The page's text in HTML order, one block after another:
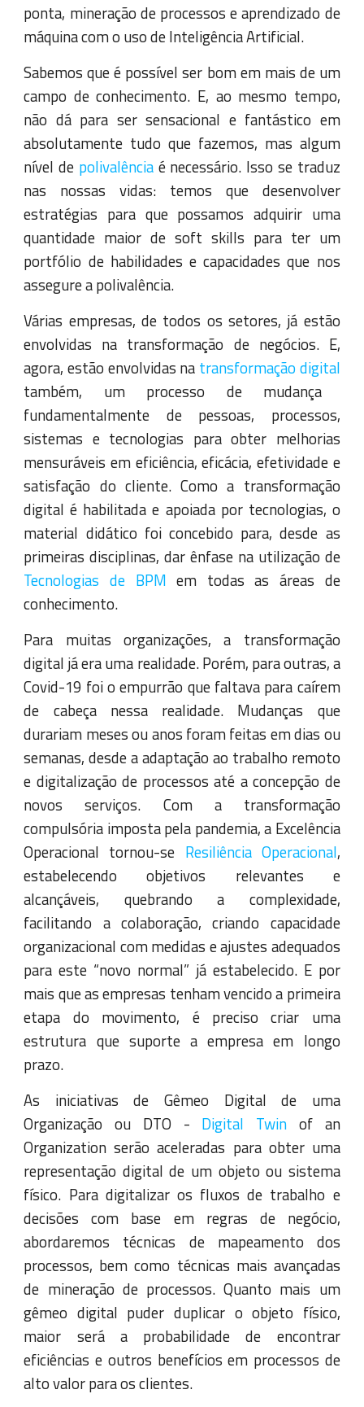
ponta, mineração de processos e aprendizado de
máquina com o uso de Inteligência Artificial.
Sabemos que é possível ser bom em mais de um
campo de conhecimento. E, ao mesmo tempo,
não dá para ser sensacional e fantástico em
absolutamente tudo que fazemos, mas algum
nível de polivalênciaé necessário. Isso se traduz
nas nossas vidas: temos que desenvolver
estratégias para que possamos adquirir uma
quantidade maior de soft skills para ter um
portfólio de habilidades e capacidades que nos
assegure a polivalência.
Várias empresas, de todos os setores, já estão
envolvidas na transformação de negócios. E,
agora, estão envolvidas na transformação digital
também, um processo de mudança
fundamentalmente de pessoas, processos,
sistemas e tecnologias para obter melhorias
mensuráveis em eficiência, eficácia, efetividade e
satisfação do cliente. Como a transformação
digital é habilitada e apoiada por tecnologias, o
material didático foi concebido para, desde as
primeiras disciplinas, dar ênfase na utilização de
Tecnologias de BPM em todas as áreas de
conhecimento.
Para muitas organizações, a transformação
digital já era uma realidade. Porém, para outras, a
Covid-19 foi o empurrão que faltava para caírem
de cabeça nessa realidade. Mudanças que
durariam meses ou anos foram feitas em dias ou
semanas, desde a adaptação ao trabalho remoto
e digitalização de processos até a concepção de
novos serviços. Com a transformação
compulsória imposta pela pandemia, a Excelência
Operacional tornou-se Resiliência Operacional,
estabelecendo objetivos relevantes e
alcançáveis, quebrando a complexidade,
facilitando a colaboração, criando capacidade
organizacional com medidas e ajustes adequados
para este “novo normal” já estabelecido. E por
mais que as empresas tenham vencido a primeira
etapa do movimento, é preciso criar uma
estrutura que suporte a empresa em longo
prazo.
As iniciativas de Gêmeo Digital de uma
Organização ou DTO - Digital Twin of an
Organization serão aceleradas para obter uma
representação digital de um objeto ou sistema
físico. Para digitalizar os fluxos de trabalho e
decisões com base em regras de negócio,
abordaremos técnicas de mapeamento dos
processos, bem como técnicas mais avançadas
de mineração de processos. Quanto mais um
gêmeo digital puder duplicar o objeto físico,
maior será a probabilidade de encontrar
eficiências e outros benefícios em processos de
alto valor para os clientes.